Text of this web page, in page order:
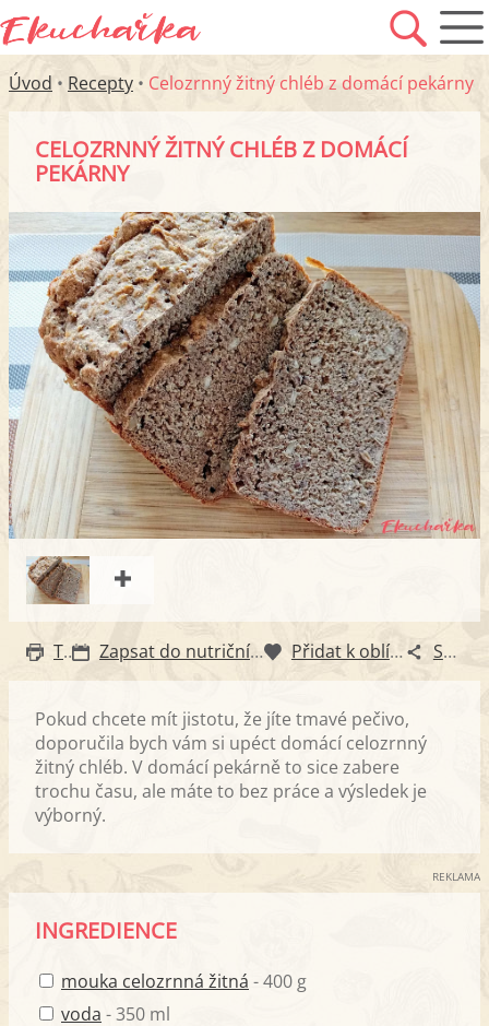
Úvod • Recepty • Celozrnný žitný chléb z domácí pekárny
CELOZRNNÝ ŽITNÝ CHLÉB Z DOMÁCÍ
PEKÁRNY
Tisk Zapsat do nutričního diáře Přidat k oblíbeným Sdílet
Pokud chcete mít jistotu, že jíte tmavé pečivo,
doporučila bych vám si upéct domácí celozrnný
žitný chléb. V domácí pekárně to sice zabere
trochu času, ale máte to bez práce a výsledek je
výborný.
REKLAMA
INGREDIENCE
mouka celozrnná žitná - 400 g
voda - 350 ml